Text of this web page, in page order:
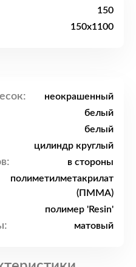
150
150x1100
неокрашенный
белый
белый
цилиндр круглый
в стороны
полиметилметакрилат
(ПММА)
полимер 'Resin'
матовый